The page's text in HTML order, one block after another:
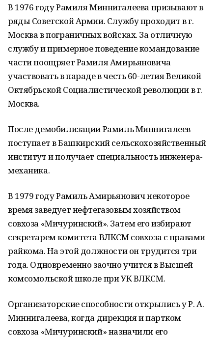
В 1976 году Рамиля Миннигалеева призывают в
ряды Советской Армии. Службу проходит в г.
Москва в пограничных войсках. За отличную
службу и примерное поведение командование
части поощряет Рамиля Амирьяновича
участвовать в параде в честь 60-летия Великой
Октябрьской Социалистической революции в г.
Москва.
После демобилизации Рамиль Миннигалеев
поступает в Башкирский сельскохозяйственный
институт и получает специальность инженера-
механика.
В 1979 году Рамиль Амирьянович некоторое
время заведует нефтегазовым хозяйством
совхоза «Мичуринский». Затем его избирают
секретарем комитета ВЛКСМ совхоза с правами
райкома. На этой должности он трудится три
года. Одновременно заочно учится в Высшей
комсомольской школе при УК ВЛКСМ.
Организаторские способности открылись у Р. А.
Миннигалеева, когда дирекция и партком
совхоза «Мичуринский» назначили его